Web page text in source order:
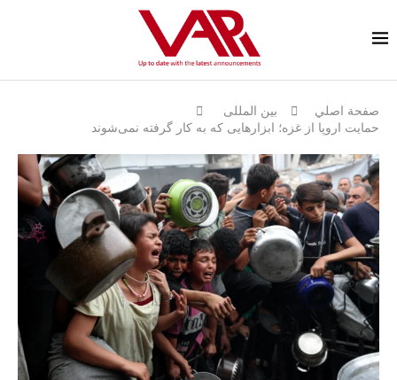
صفحة اصلي
بين المللى
حمایت اروپا از غزه؛ ابزارهایی که به کار گرفته نمی‌شوند